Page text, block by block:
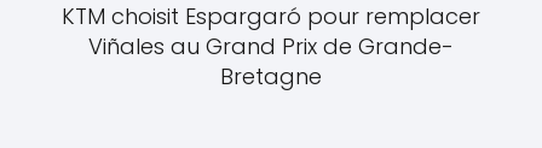
KTM choisit Espargaró pour remplacer
Viñales au Grand Prix de Grande-
Bretagne